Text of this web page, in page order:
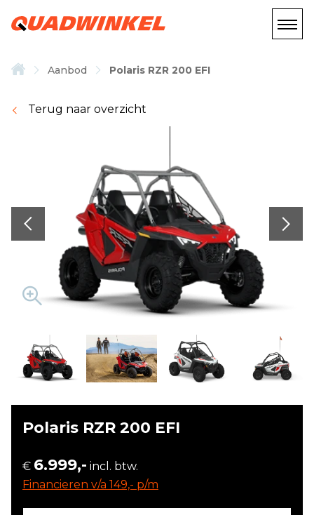
Aanbod Polaris RZR 200 EFI
Terug naar overzicht
Polaris RZR 200 EFI
€ 6.999,- incl. btw.
Financieren v/a 149,- p/m